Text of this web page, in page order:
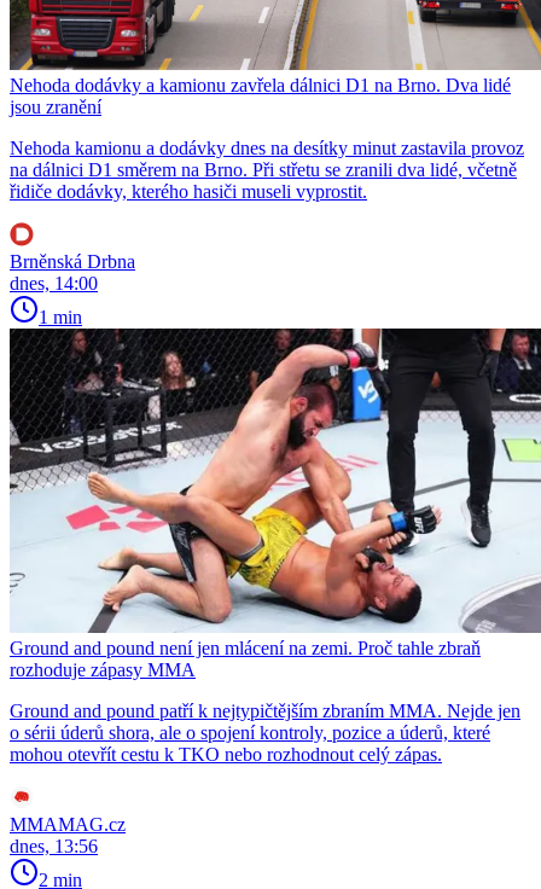
Nehoda dodávky a kamionu zavřela dálnici D1 na Brno. Dva lidé
jsou zranění
Nehoda kamionu a dodávky dnes na desítky minut zastavila provoz
na dálnici D1 směrem na Brno. Při střetu se zranili dva lidé, včetně
řidiče dodávky, kterého hasiči museli vyprostit.
Brněnská Drbna
dnes, 14:00
1 min
Ground and pound není jen mlácení na zemi. Proč tahle zbraň
rozhoduje zápasy MMA
Ground and pound patří k nejtypičtějším zbraním MMA. Nejde jen
o sérii úderů shora, ale o spojení kontroly, pozice a úderů, které
mohou otevřít cestu k TKO nebo rozhodnout celý zápas.
MMAMAG.cz
dnes, 13:56
2 min